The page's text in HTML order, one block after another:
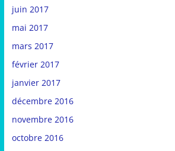
juin 2017
mai 2017
mars 2017
février 2017
janvier 2017
décembre 2016
novembre 2016
octobre 2016